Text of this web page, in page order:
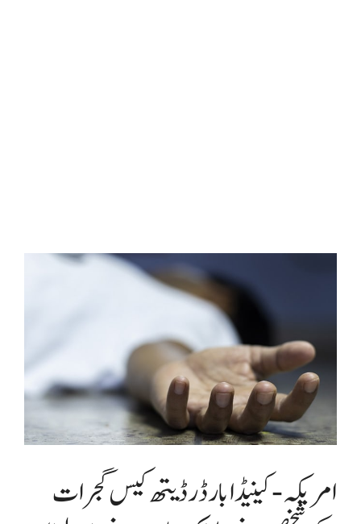
امریکہ-کینیڈا بارڈر ڈیتھ کیس گجرات